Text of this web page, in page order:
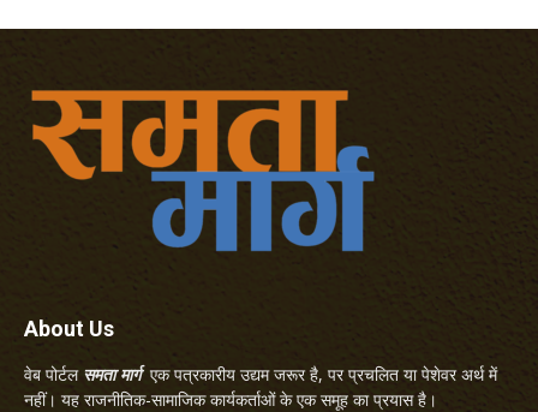
About Us
वेब पोर्टल समता मार्गएक पत्रकारीय उद्यम जरूर है, पर प्रचलित या पेशेवर अर्थ में
नहीं। यह राजनीतिक-सामाजिक कार्यकर्ताओं के एक समूह का प्रयास है।